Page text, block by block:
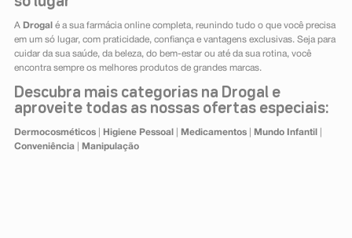
A Drogal é a sua farmácia online completa, reunindo tudo o que você precisa
em um só lugar, com praticidade, confiança e vantagens exclusivas. Seja para
cuidar da sua saúde, da beleza, do bem-estar ou até da sua rotina, você
encontra sempre os melhores produtos de grandes marcas.
Descubra mais categorias na Drogal e
aproveite todas as nossas ofertas especiais:
Dermocosméticos| Higiene Pessoal Medicamentos| Mundo Infantil
Conveniência| Manipulação